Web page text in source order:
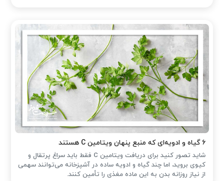
۶ گیاه و ادویه‌ای که منبع پنهان ویتامین C هستند
شاید تصور کنید برای دریافت ویتامین C فقط باید سراغ پرتقال و
کیوی بروید، اما چند گیاه و ادویه ساده در آشپزخانه می‌توانند سهمی
از نیاز روزانه بدن به این ماده مغذی را تأمین کنند.